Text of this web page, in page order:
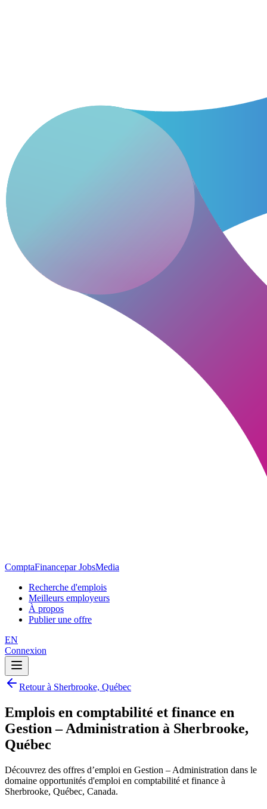
ComptaFinancepar JobsMedia
Recherche d'emplois
Meilleurs employeurs
À propos
Publier une offre
EN
Connexion
Retour à Sherbrooke, Québec
Emplois en comptabilité et finance en
Gestion – Administration à Sherbrooke,
Québec
Découvrez des offres d’emploi en Gestion – Administration dans le
domaine opportunités d'emploi en comptabilité et finance à
Sherbrooke, Québec, Canada.